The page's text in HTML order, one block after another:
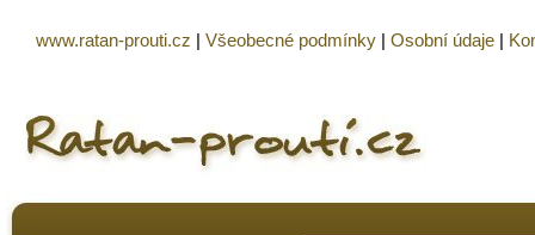
www.ratan-prouti.cz | Všeobecné podmínky | Osobní údaje |